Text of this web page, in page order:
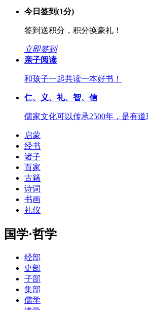
今日签到(1分)
签到送积分，积分换豪礼！
立即签到
亲子阅读
和孩子一起共读一本好书！
仁、义、礼、智、信
儒家文化可以传承2500年，是有道
启蒙
经书
诸子
百家
古籍
诗词
书画
礼仪
国学·哲学
经部
史部
子部
集部
儒学